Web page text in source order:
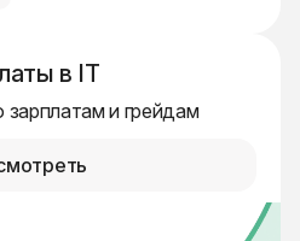
в IT
и грейдам